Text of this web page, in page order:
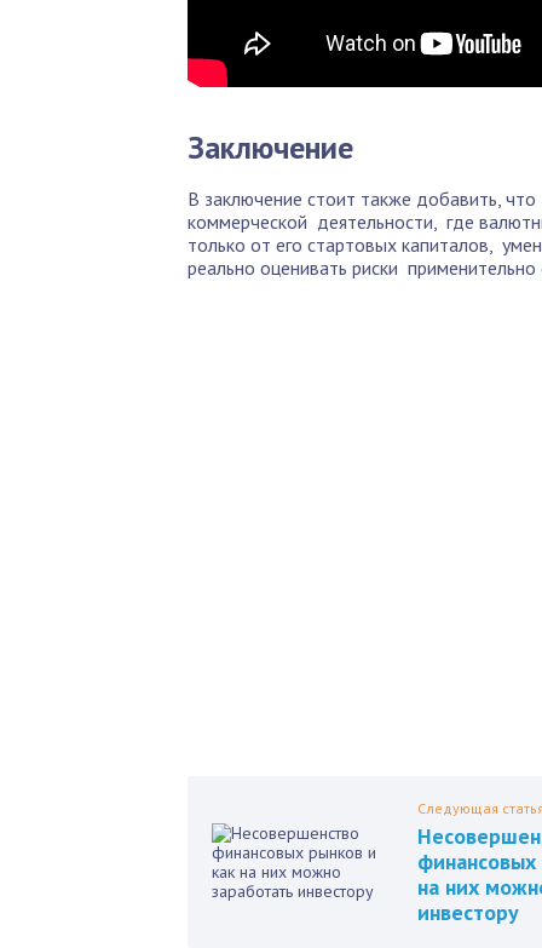
Заключение
В заключение стоит также добавить,
коммерческой деятельности, где
только от его стартовых капиталов,
реально оценивать риски
Следующая
на них
инвестору